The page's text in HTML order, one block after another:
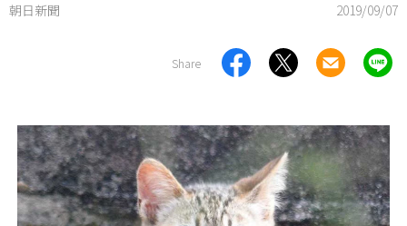
朝日新聞 2019/09/07
Share